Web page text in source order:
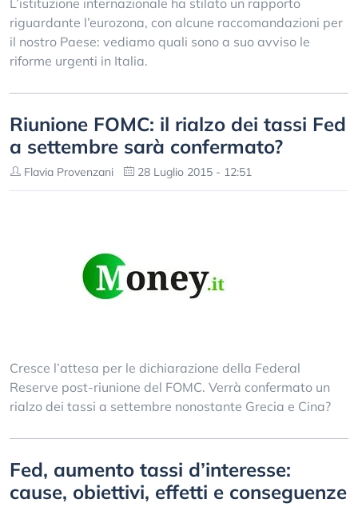
L’istituzione internazionale ha stilato un rapporto
riguardante l’eurozona, con alcune raccomandazioni per
il nostro Paese: vediamo quali sono a suo avviso le
riforme urgenti in Italia.
Riunione FOMC: il rialzo dei tassi Fed
a settembre sarà confermato?
Flavia Provenzani 28 Luglio 2015 - 12:51
Cresce l’attesa per le dichiarazione della Federal
Reserve post-riunione del FOMC. Verrà confermato un
rialzo dei tassi a settembre nonostante Grecia e Cina?
Fed, aumento tassi d’interesse:
cause, obiettivi, effetti e conseguenze